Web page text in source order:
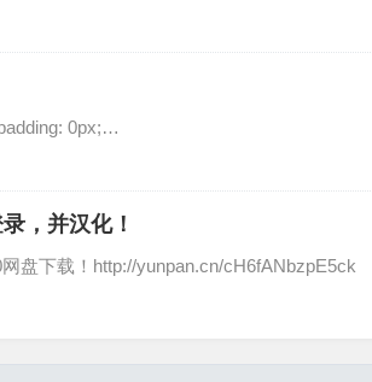
0px;…
，并汉化！
盘下载！http://yunpan.cn/cH6fANbzpE5ck